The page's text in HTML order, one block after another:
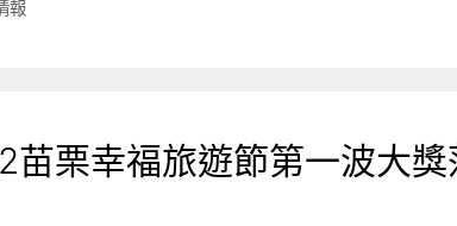
報
苗栗幸福旅遊節第一波大